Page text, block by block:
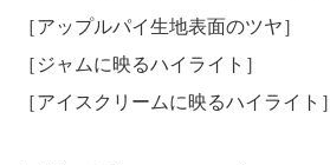
［アップルパイ生地表面のツヤ］
［ジャムに映るハイライト］
［アイスクリームに映るハイライト］